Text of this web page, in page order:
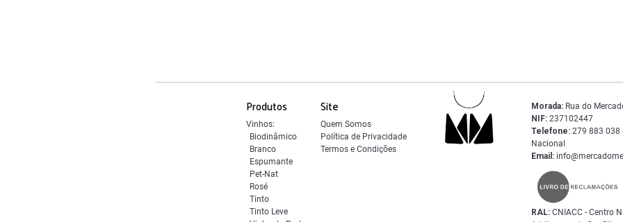
Produtos
Vinhos:
Biodinâmico
Branco
Espumante
Pet-Nat
Rosé
Tinto
Tinto Leve
Site
Quem Somos
Política de Privacidade
Termos e Condições
Morada:Rua do
NIF:237102447
Telefone:279 883 038
Nacional
Email:
RAL:CNIACC - Centro